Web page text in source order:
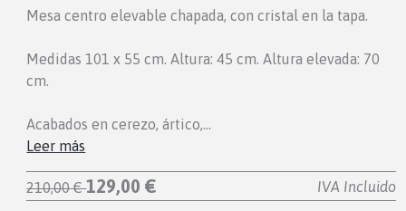
Mesa centro elevable chapada, con cristal en la tapa.
Medidas 101 x 55 cm. Altura: 45 cm. Altura elevada: 70
cm.
Acabados en cerezo, ártico,…
Leer más
210,00 €129,00 € IVA Incluido